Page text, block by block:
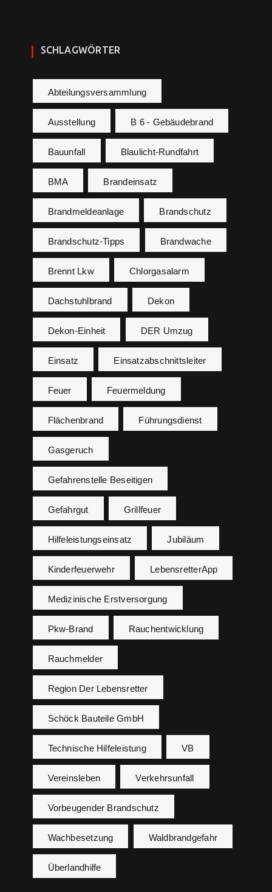
SCHLAGWÖRTER
Abteilungsversammlung
Ausstellung B 6 - Gebäudebrand
Bauunfall Blaulicht-Rundfahrt
BMA Brandeinsatz
Brandmeldeanlage Brandschutz
Brandschutz-Tipps Brandwache
Brennt Lkw Chlorgasalarm
Dachstuhlbrand Dekon
Dekon-Einheit DER Umzug
Einsatz Einsatzabschnittsleiter
Feuer Feuermeldung
Flächenbrand Führungsdienst
Gasgeruch
Gefahrenstelle Beseitigen
Gefahrgut Grillfeuer
Hilfeleistungseinsatz Jubiläum
Kinderfeuerwehr LebensretterApp
Medizinische Erstversorgung
Pkw-Brand Rauchentwicklung
Rauchmelder
Region Der Lebensretter
Schöck Bauteile GmbH
Technische Hilfeleistung VB
Vereinsleben Verkehrsunfall
Vorbeugender Brandschutz
Wachbesetzung Waldbrandgefahr
Überlandhilfe